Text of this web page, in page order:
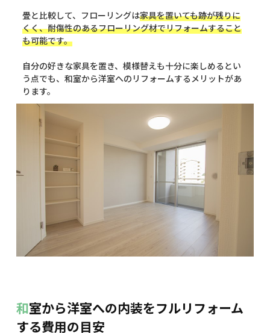
畳と比較して、フローリングは家具を置いても跡が残りに
くく、耐傷性のあるフローリング材でリフォームすること
も可能です。
自分の好きな家具を置き、模様替えも十分に楽しめるとい
う点でも、和室から洋室へのリフォームするメリットがあ
ります。
和室から洋室への内装をフルリフォーム
する費用の目安